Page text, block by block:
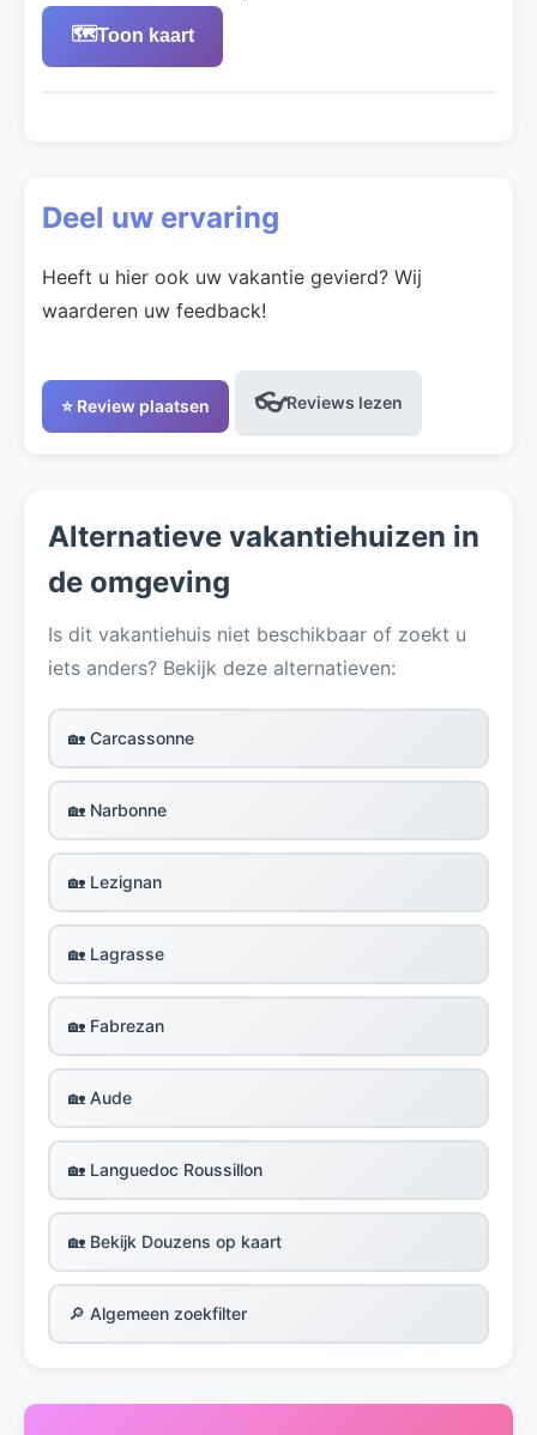
🗺️Toon kaart
Deel uw ervaring
Heeft u hier ook uw vakantie gevierd? Wij
waarderen uw feedback!
⭐ Review plaatsen 👓Reviews lezen
Alternatieve vakantiehuizen in
de omgeving
Is dit vakantiehuis niet beschikbaar of zoekt u
iets anders? Bekijk deze alternatieven:
🏡 Carcassonne
🏡 Narbonne
🏡 Lezignan
🏡 Lagrasse
🏡 Fabrezan
🏡 Aude
🏡 Languedoc Roussillon
🏡 Bekijk Douzens op kaart
🔎 Algemeen zoekfilter